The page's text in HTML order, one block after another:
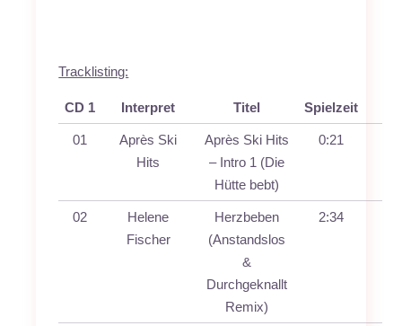
Tracklisting:
CD 1 Interpret Titel Spielzeit
01
Après Ski
Hits
Après Ski Hits
– Intro 1 (Die
Hütte bebt)
0:21
02
Helene
Fischer
Herzbeben
(Anstandslos
&
Durchgeknallt
Remix)
2:34